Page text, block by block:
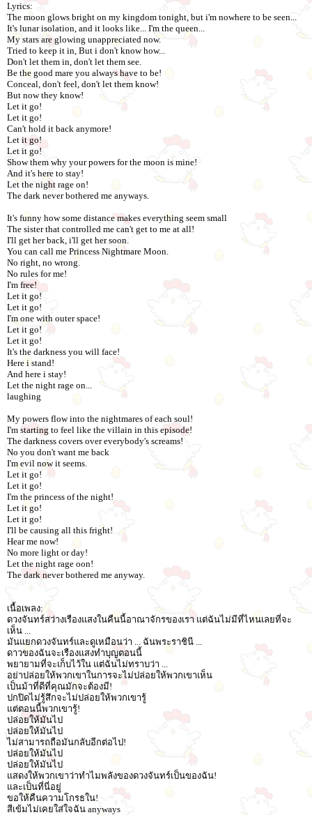
Lyrics:
The moon glows bright on my kingdom tonight, but i'm nowhere to be seen...
It's lunar isolation, and it looks like... I'm the queen...
My stars are glowing unappreciated now.
Tried to keep it in, But i don't know how...
Don't let them in, don't let them see.
Be the good mare you always have to be!
Conceal, don't feel, don't let them know!
But now they know!
Let it go!
Let it go!
Can't hold it back anymore!
Let it go!
Let it go!
Show them why your powers for the moon is mine!
And it's here to stay!
Let the night rage on!
The dark never bothered me anyways.
It's funny how some distance makes everything seem small
The sister that controlled me can't get to me at all!
I'll get her back, i'll get her soon.
You can call me Princess Nightmare Moon.
No right, no wrong.
No rules for me!
I'm free!
Let it go!
Let it go!
I'm one with outer space!
Let it go!
Let it go!
It's the darkness you will face!
Here i stand!
And here i stay!
Let the night rage on...
laughing
My powers flow into the nightmares of each soul!
I'm starting to feel like the villain in this episode!
The darkness covers over everybody's screams!
No you don't want me back
I'm evil now it seems.
Let it go!
Let it go!
I'm the princess of the night!
Let it go!
Let it go!
I'll be causing all this fright!
Hear me now!
No more light or day!
Let the night rage oon!
The dark never bothered me anyway.
เนื้อเพลง:
ดวงจันทร์สว่างเรืองแสงในคืนนี้อาณาจักรของเรา แต่ฉันไม่มีที่ไหนเลยที่จะ
เห็น ...
มันแยกดวงจันทร์และดูเหมือนว่า ... ฉันพระราชินี ...
ดาวของฉันจะเรืองแสงทำบุญตอนนี้
พยายามที่จะเก็บไว้ใน แต่ฉันไม่ทราบว่า ...
อย่าปล่อยให้พวกเขาในการจะไม่ปล่อยให้พวกเขาเห็น
เป็นม้าที่ดีที่คุณมักจะต้องมี!
ปกปิดไม่รู้สึกจะไม่ปล่อยให้พวกเขารู้
แต่ตอนนี้พวกเขารู้!
ปล่อยให้มันไป
ปล่อยให้มันไป
ไม่สามารถถือมันกลับอีกต่อไป!
ปล่อยให้มันไป
ปล่อยให้มันไป
แสดงให้พวกเขาว่าทำไมพลังของดวงจันทร์เป็นของฉัน!
และเป็นที่นี่อยู่
ขอให้คืนความโกรธใน!
สีเข้มไม่เคยใส่ใจฉัน anyways